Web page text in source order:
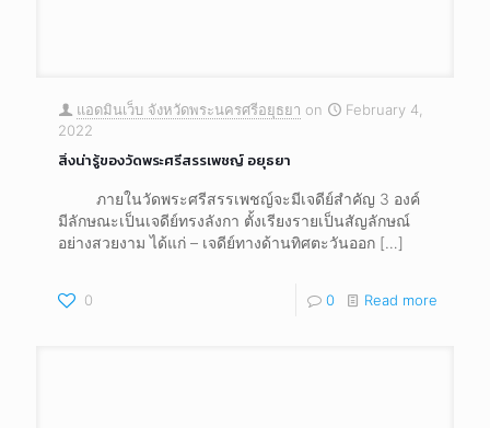
แอดมินเว็บ จังหวัดพระนครศรีอยุธยา on
February 4,
2022
สิ่งน่ารู้ของวัดพระศรีสรรเพชญ์ อยุธยา
ภายในวัดพระศรีสรรเพชญ์จะมีเจดีย์สำคัญ 3 องค์
มีลักษณะเป็นเจดีย์ทรงลังกา ตั้งเรียงรายเป็นสัญลักษณ์
อย่างสวยงาม ได้แก่ – เจดีย์ทางด้านทิศตะวันออก […]
0 0 Read more